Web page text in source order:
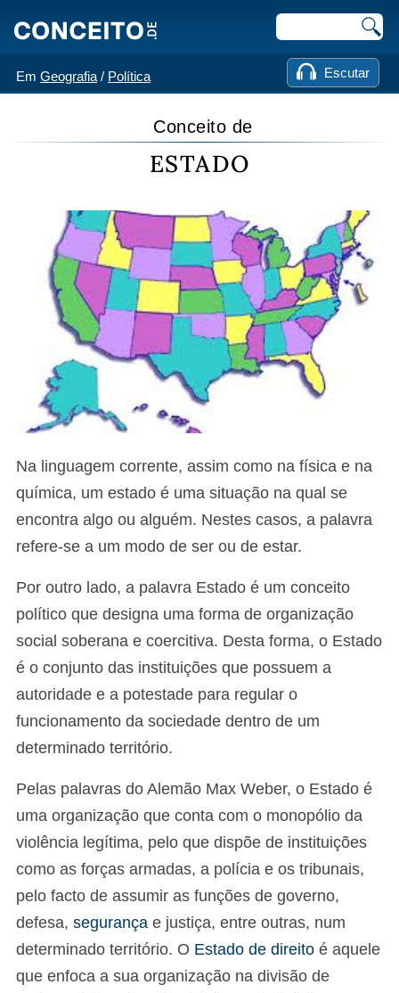
Em Geografia / Política Escutar
Conceito de
ESTADO
Na linguagem corrente, assim como na física e na
química, um estado é uma situação na qual se
encontra algo ou alguém. Nestes casos, a palavra
refere-se a um modo de ser ou de estar.
Por outro lado, a palavra Estado é um conceito
político que designa uma forma de organização
social soberana e coercitiva. Desta forma, o Estado
é o conjunto das instituições que possuem a
autoridade e a potestade para regular o
funcionamento da sociedade dentro de um
determinado território.
Pelas palavras do Alemão Max Weber, o Estado é
uma organização que conta com o monopólio da
violência legítima, pelo que dispõe de instituições
como as forças armadas, a polícia e os tribunais,
pelo facto de assumir as funções de governo,
defesa, segurança e justiça, entre outras, num
determinado território. O Estado de direito é aquele
que enfoca a sua organização na divisão de